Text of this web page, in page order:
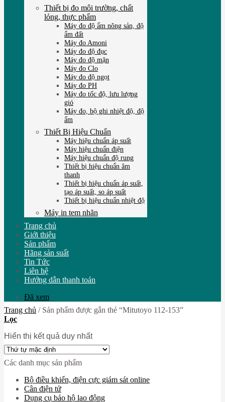
Thiết bị đo môi trường, chất
lỏng, thực phẩm
Máy đo độ ẩm nông sản, độ
ẩm đất
Máy đo Amoni
Máy đo độ đục
Máy đo độ mặn
Máy đo Clo
Máy đo độ ngọt
Máy đo PH
Máy đo tốc độ, lưu lượng
gió
Máy đo, bộ ghi nhiệt độ, độ
ẩm
Thiết Bị Hiệu Chuẩn
Máy hiệu chuẩn áp suất
Máy hiệu chuẩn điện
Máy hiệu chuẩn độ rung
Thiết bị hiệu chuẩn âm
thanh
Thiết bị hiệu chuẩn áp suất,
tạo áp suất, so áp suất
Thiết bị hiệu chuẩn nhiệt độ
Máy in tem nhãn
Trang chủ
Giới thiệu
Sản phẩm
Hãng sản suất
Tin Tức
Liên hệ
Hướng dẫn thanh toán
Đã xem
Trang chủ /Sản phẩm được gắn thẻ “Mitutoyo 112-153”
Lọc
Hiển thị kết quả duy nhất
Các danh mục sản phẩm
Bộ điều khiển, điện cực giám sát online
Cân điện tử
Dụng cụ bảo hộ lao động